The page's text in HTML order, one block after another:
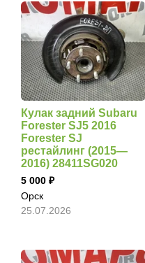
Кулак задний Subaru
Forester SJ5 2016
Forester SJ
рестайлинг (2015—
2016) 28411SG020
5 000
Орск
25.07.2026